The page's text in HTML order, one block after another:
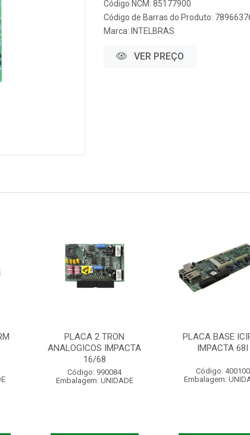
Código NCM: 85177900
Código de Barras do Produto:
Marca: INTELBRAS
VER PREÇO
PLACA 2 TRON
ANALOGICOS IMPACTA
16/68
Código: 990084
Embalagem: UNIDADE
PLACA BASE
IMPACTA 68I
Código: 400100
Embalagem: